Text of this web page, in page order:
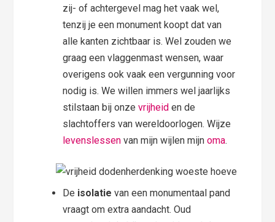
zij- of achtergevel mag het vaak wel,
tenzij je een monument koopt dat van
alle kanten zichtbaar is. Wel zouden we
graag een vlaggenmast wensen, waar
overigens ook vaak een vergunning voor
nodig is. We willen immers wel jaarlijks
stilstaan bij onzevrijheiden de
slachtoffers van wereldoorlogen. Wijze
levenslessenvan mijn wijlen mijnoma.
De isolatie van een monumentaal pand
vraagt om extra aandacht. Oud